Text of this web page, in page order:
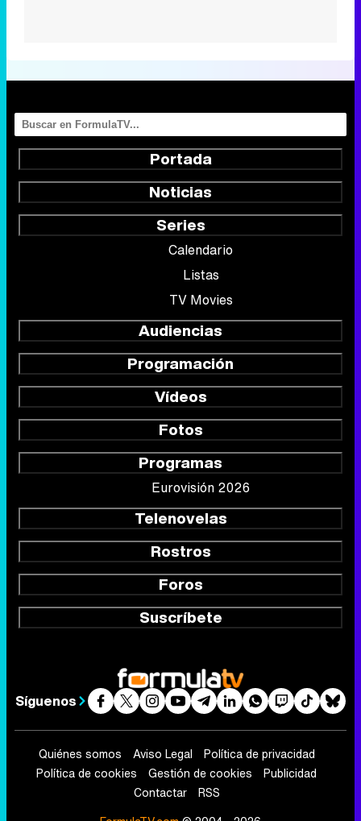
Portada
Noticias
Series
Calendario
Listas
TV Movies
Audiencias
Programación
Vídeos
Fotos
Programas
Eurovisión 2026
Telenovelas
Rostros
Foros
Suscríbete
Síguenos
Quiénes somos Aviso Legal
Política de privacidad
Política de cookies
Gestión de cookies
Publicidad
Contactar
RSS